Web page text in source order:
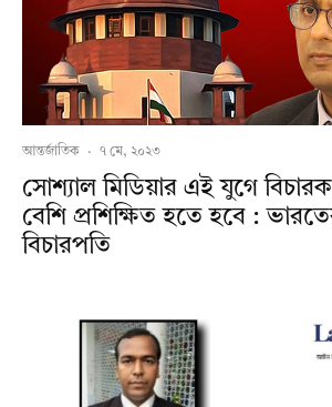
আন্তর্জাতিক · ৭ মে, ২০২৩
সোশ্যাল মিডিয়ার এই যুগে
বেশি প্রশিক্ষিত হতে হবে :
বিচারপতি